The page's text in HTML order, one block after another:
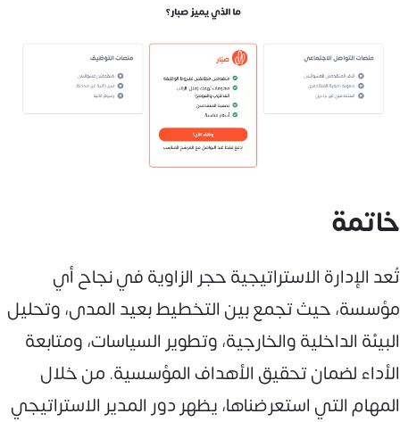
خاتمة
تُعد الإدارة الاستراتيجية حجر الزاوية في نجاح أي
مؤسسة، حيث تجمع بين التخطيط بعيد المدى، وتحليل
البيئة الداخلية والخارجية، وتطوير السياسات، ومتابعة
الأداء لضمان تحقيق الأهداف المؤسسية. من خلال
المهام التي استعرضناها، يظهر دور المدير الاستراتيجي